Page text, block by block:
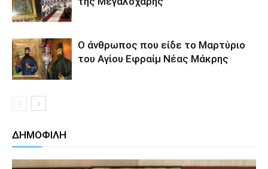
Ο άνθρωπος που είδε το Μαρτύριο
του Αγίου Εφραίμ Νέας Μάκρης
ΔΗΜΟΦΙΛΗ